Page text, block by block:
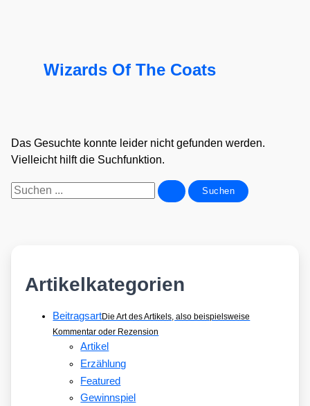
Wizards Of The Coats
Das Gesuchte konnte leider nicht gefunden werden.
Vielleicht hilft die Suchfunktion.
Suchen
Artikelkategorien
BeitragsartDie Art des Artikels, also beispielsweise
Kommentar oder Rezension
Artikel
Erzählung
Featured
Gewinnspiel